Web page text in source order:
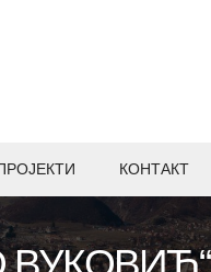
КОНТАКТ